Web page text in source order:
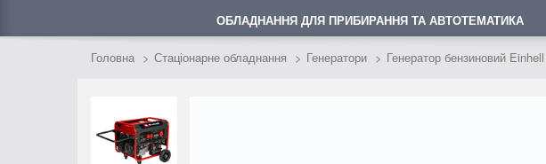
ОБЛАДНАННЯ ДЛЯ ПРИБИРАННЯ ТА АВТОТЕМАТИКА
Головна Стаціонарне обладнання Генератори Генератор бензиновий